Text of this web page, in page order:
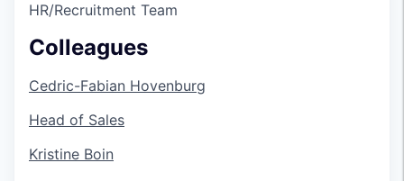
HR/Recruitment Team
Colleagues
Cedric-Fabian Hovenburg
Head of Sales
Kristine Boin